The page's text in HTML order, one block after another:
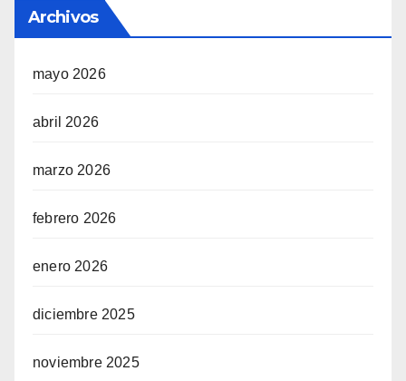
Archivos
mayo 2026
abril 2026
marzo 2026
febrero 2026
enero 2026
diciembre 2025
noviembre 2025